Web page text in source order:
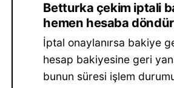
Betturka çekim iptali
hemen hesaba
İptal onaylanırsa bakiye
hesap bakiyesine geri
bunun süresi işlem